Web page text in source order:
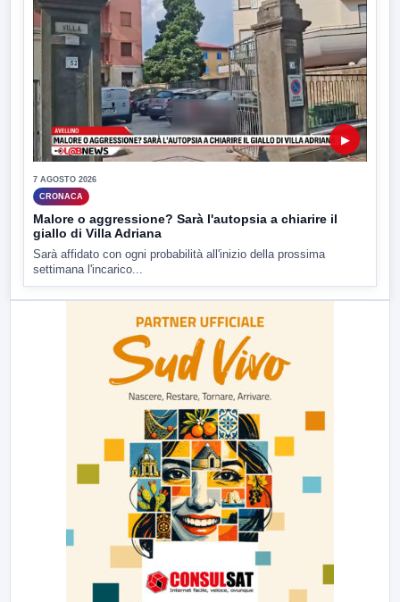
▶
7 AGOSTO 2026
CRONACA
Malore o aggressione? Sarà l'autopsia a chiarire il
giallo di Villa Adriana
Sarà affidato con ogni probabilità all'inizio della prossima
settimana l'incarico...